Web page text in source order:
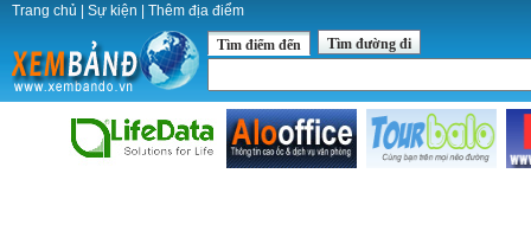
Trang chủ Sự kiện Thêm địa điểm
Tìm điểm đến Tìm đường đi